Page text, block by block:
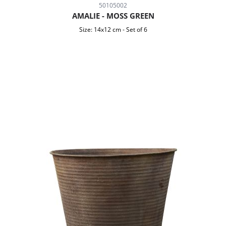
50105002
AMALIE - MOSS GREEN
Size: 14x12 cm -Set of 6